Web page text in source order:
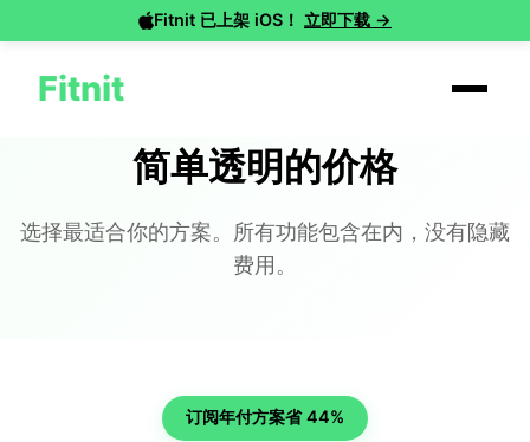
Fitnit 已上架 iOS！ 立即下载 →
Fitnit
简单透明的价格
选择最适合你的方案。所有功能包含在内，没有隐藏
费用。
订阅年付方案省 44%